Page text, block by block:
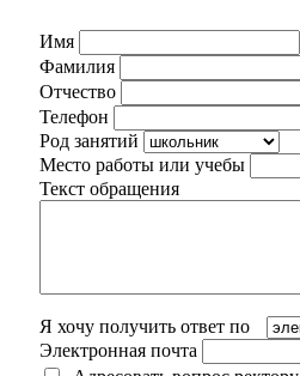
Имя
Фамилия
Отчество
Телефон
Род занятий
Место работы или учебы
Текст обращения
Я хочу получить ответ по
Электронная почта